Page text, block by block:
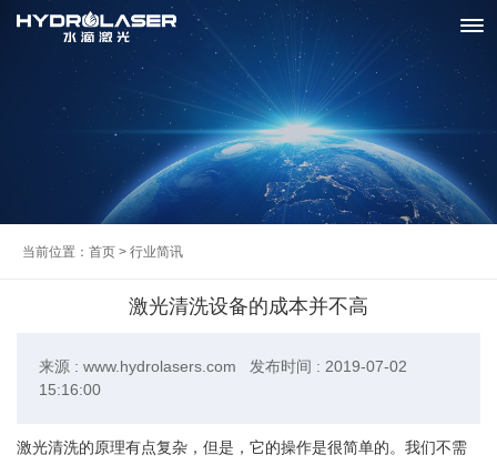
当前位置： 首页 > 行业简讯
激光清洗设备的成本并不高
来源 : www.hydrolasers.com 发布时间 : 2019-07-02
15:16:00
激光清洗的原理有点复杂，但是，它的操作是很简单的。我们不需